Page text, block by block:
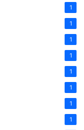
1
1
1
1
1
1
1
1